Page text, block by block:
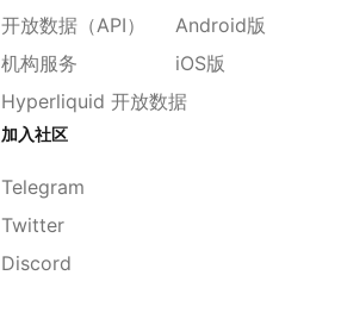
开放数据（API）
机构服务
Hyperliquid 开放数据
Android版
iOS版
加入社区
Telegram
Twitter
Discord